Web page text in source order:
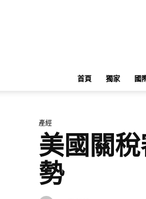
首頁 獨家 國
產經
美國關
勢